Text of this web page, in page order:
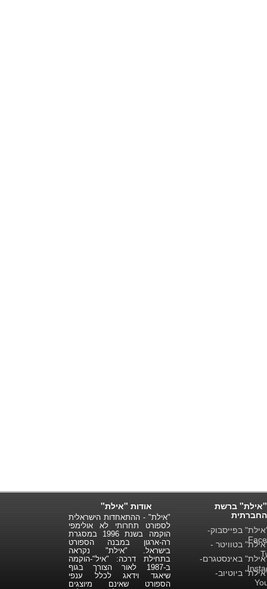
אודות "אילת"
"אילת" - ההתאחדות הישראלית
לספורט תחרותי לא אולימפי
הוקמה בשנת 1996 במסגרת
רה-ארגון במבנה הספורט
בישראל. "אילת" נקראה
בתחילת דרכה: "איל"-הוקמה
ב-1987 לאור הצורך בגוף
שיאגד וידאג לכלל ענפי
הספורט שאינם מיוצגים
"אילת" ברשת
החברתית
בפייסבוק-
בטוויטר -
באינסטגרם-
ביוטיוב-